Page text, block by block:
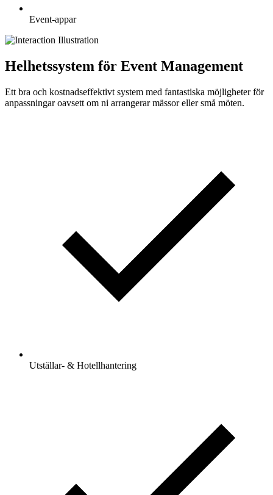
Event-appar
Helhetssystem för Event Management
Ett bra och kostnadseffektivt system med fantastiska möjligheter för
anpassningar oavsett om ni arrangerar mässor eller små möten.
Utställar- & Hotellhantering